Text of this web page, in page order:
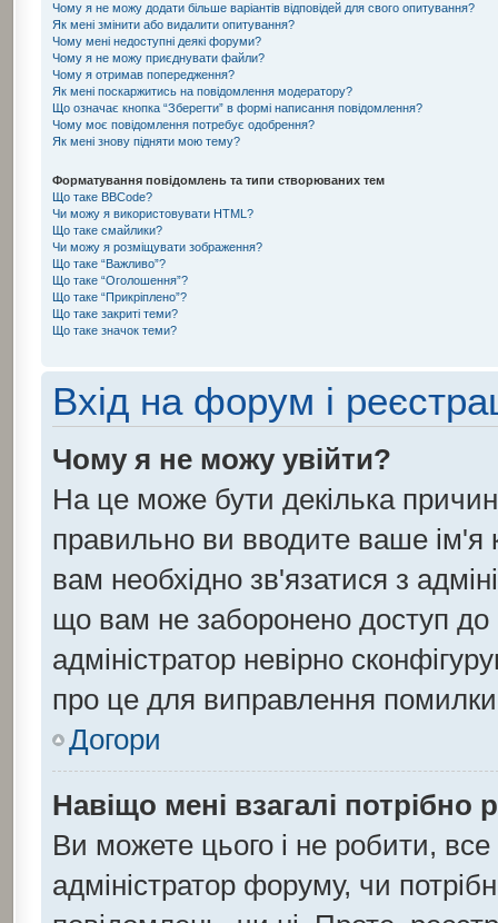
Чому я не можу додати більше варіантів відповідей для свого опитування?
Як мені змінити або видалити опитування?
Чому мені недоступні деякі форуми?
Чому я не можу приєднувати файли?
Чому я отримав попередження?
Як мені поскаржитись на повідомлення модератору?
Що означає кнопка “Зберегти” в формі написання повідомлення?
Чому моє повідомлення потребує одобрення?
Як мені знову підняти мою тему?
Форматування повідомлень та типи створюваних тем
Що таке BBCode?
Чи можу я використовувати HTML?
Що таке смайлики?
Чи можу я розміщувати зображення?
Що таке “Важливо”?
Що таке “Оголошення”?
Що таке “Прикріплено”?
Що таке закриті теми?
Що таке значок теми?
Вхід на форум і
Чому я не можу увійти?
На це може бути декілька
правильно ви вводите ваше ім'я
вам необхідно зв'язатися з
що вам не заборонено доступ
адміністратор невірно
про це для виправлення
Догори
Навіщо мені взагалі потрібно
Ви можете цього і не робити,
адміністратор форуму, чи